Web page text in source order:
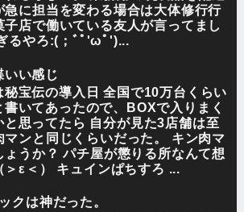
急に担当を変わる場合は大体修行行
子店で働いている友人が言ってまし
るやろ:(；ﾞﾟ'ωﾟ')...
いい感じ
秘宝伝の導入日 全国で10万台くらい
書いてあったので、BOXで入りまく
と思ってたら 自分が見た3店舗は至
マンと同じくらいだった。 キン肉マ
ょうか？ パチ屋が懲りる所なんて想
＞ε＜） キュインぱちすろ ...
クは神だった。